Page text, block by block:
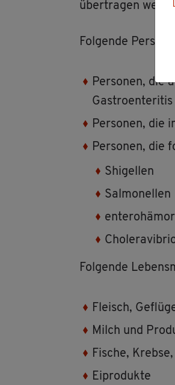
über­tra­gen
Fol­gen­de
Per­so­nen, die
Per­so­nen, die
Per­so­nen, die
Shi­gel­len
Sal­mo­nel­len
Fol­gen­de
Fleisch,
Milch und
Fi­sche,
Ei­pro­duk­te